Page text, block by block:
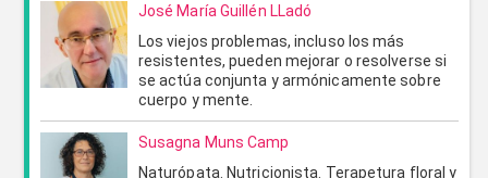
José María Guillén LLadó
Los viejos problemas, incluso los más
resistentes, pueden mejorar o resolverse si
se actúa conjunta y armónicamente sobre
cuerpo y mente.
Susagna Muns Camp
Naturópata. Nutricionista. Terapetura floral y